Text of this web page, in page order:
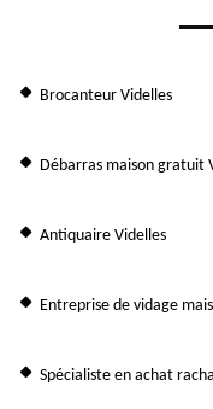
Brocanteur Videlles
Débarras maison gratuit
Antiquaire Videlles
Entreprise de vidage
Spécialiste en achat